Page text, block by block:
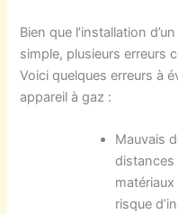
Bien que l’installation
simple, plusieurs erreurs
Voici quelques erreurs à
appareil à gaz :
Mauvais
distances
risque